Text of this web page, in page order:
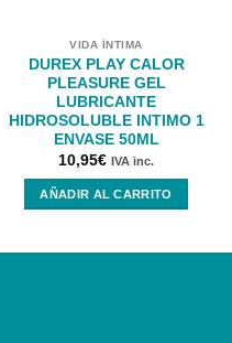
VIDA ÍNTIMA
DUREX PLAY CALOR
PLEASURE GEL
LUBRICANTE
HIDROSOLUBLE INTIMO 1
ENVASE 50ML
10,95€ IVA inc.
AÑADIR AL CARRITO